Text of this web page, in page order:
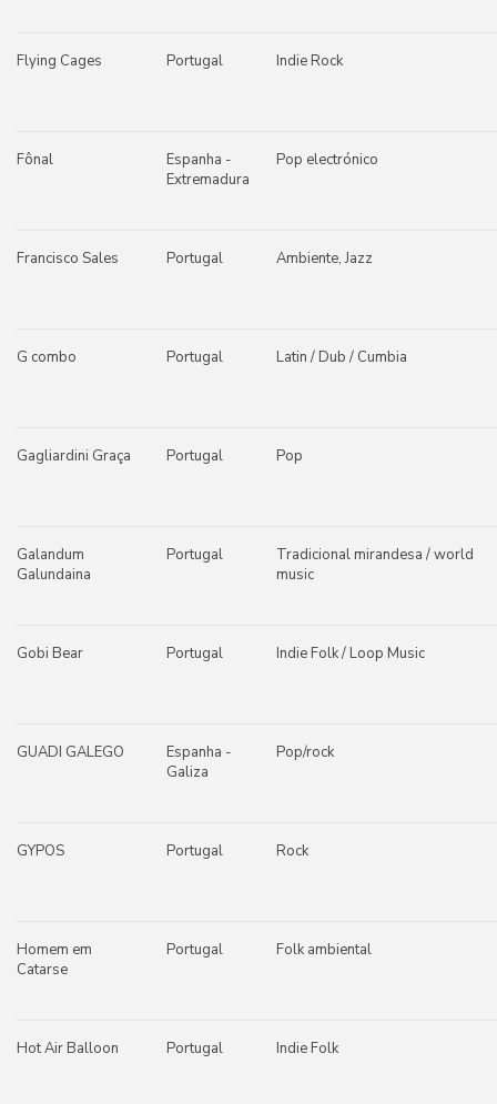
Flying Cages Portugal Indie Rock
Fônal
Espanha -
Extremadura
Pop electrónico
Francisco Sales Portugal Ambiente, Jazz
G combo Portugal Latin / Dub / Cumbia
Gagliardini Graça Portugal Pop
Galandum
Galundaina
Portugal
Tradicional mirandesa / world
music
Gobi Bear Portugal Indie Folk / Loop Music
GUADI GALEGO
Espanha -
Galiza
Pop/rock
GYPOS Portugal Rock
Homem em
Catarse
Portugal Folk ambiental
Hot Air Balloon Portugal Indie Folk